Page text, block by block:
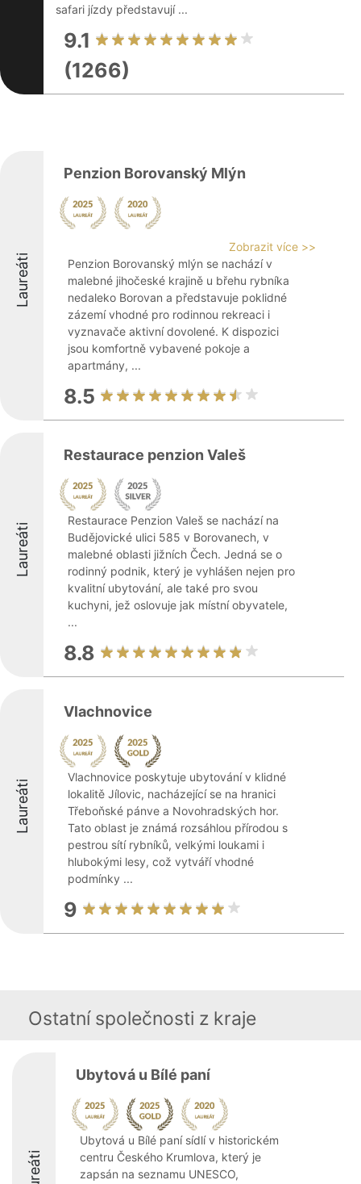
safari jízdy představují ...
9.1
(1266)
Laureáti
Penzion Borovanský Mlýn
Zobrazit více >>
Penzion Borovanský mlýn se nachází v
malebné jihočeské krajině u břehu rybníka
nedaleko Borovan a představuje poklidné
zázemí vhodné pro rodinnou rekreaci i
vyznavače aktivní dovolené. K dispozici
jsou komfortně vybavené pokoje a
apartmány, ...
8.5
Laureáti
Restaurace penzion Valeš
Restaurace Penzion Valeš se nachází na
Budějovické ulici 585 v Borovanech, v
malebné oblasti jižních Čech. Jedná se o
rodinný podnik, který je vyhlášen nejen pro
kvalitní ubytování, ale také pro svou
kuchyni, jež oslovuje jak místní obyvatele,
...
8.8
Laureáti
Vlachnovice
Vlachnovice poskytuje ubytování v klidné
lokalitě Jílovic, nacházející se na hranici
Třeboňské pánve a Novohradských hor.
Tato oblast je známá rozsáhlou přírodou s
pestrou sítí rybníků, velkými loukami i
hlubokými lesy, což vytváří vhodné
podmínky ...
9
Ostatní společnosti z kraje
Ubytová u Bílé paní
Ubytová u Bílé paní sídlí v historickém
centru Českého Krumlova, který je
zapsán na seznamu UNESCO,